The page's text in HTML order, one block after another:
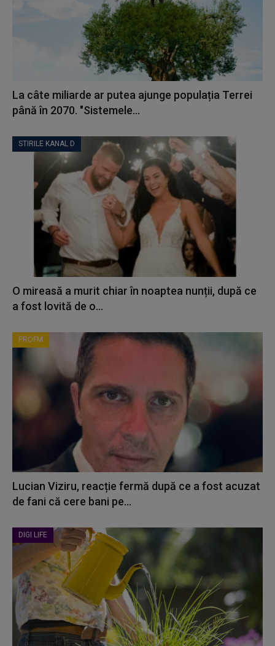
La câte miliarde ar putea ajunge populația Terrei
până în 2070. "Sistemele...
STIRILE KANAL D
O mireasă a murit chiar în noaptea nunții, după ce
a fost lovită de o...
PROFM
Lucian Viziru, reacție fermă după ce a fost acuzat
de fani că cere bani pe...
DIGI LIFE